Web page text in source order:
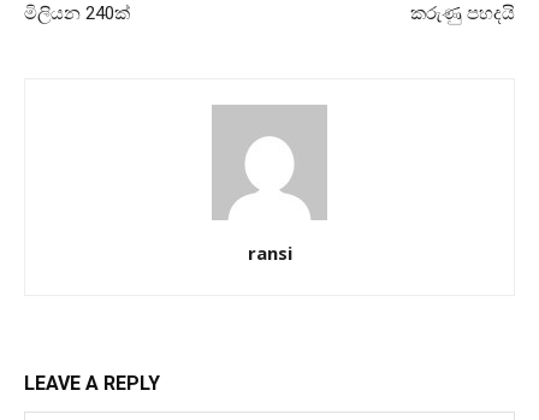
මිලියන 240ක්
කරුණු පහදයි
ransi
LEAVE A REPLY